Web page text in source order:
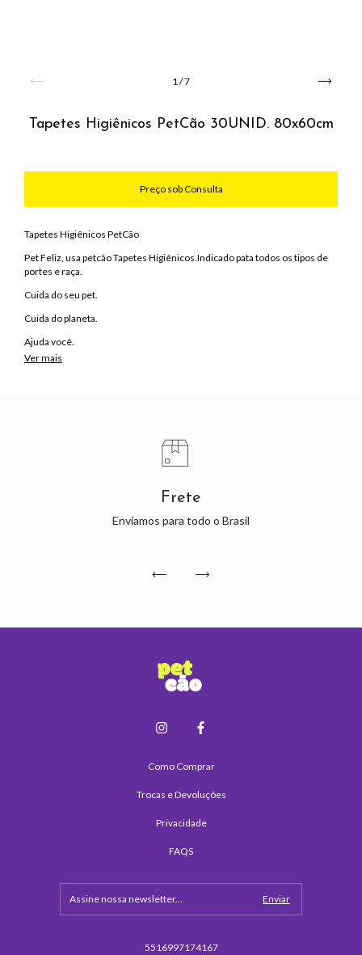
1/7
Tapetes Higiênicos PetCão 30UNID. 80x60cm
Tapetes Higiênicos PetCão
Pet Feliz, usa petcão Tapetes Higiênicos.Indicado pata todos os tipos de
portes e raça.
Cuida do seu pet.
Cuida do planeta.
Ajuda você.
Embalagem: 30UNID. 80x60cm
Ver mais
Frete
Enviamos para todo o Brasil
Como Comprar
Trocas e Devoluções
Privacidade
FAQS
5516997174167